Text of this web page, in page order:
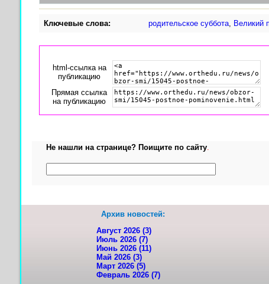
Ключевые слова: родительское суббота Великий
html-cсылка на
публикацию
Прямая ссылка
на публикацию
Не нашли на странице? Поищите по сайту.
Архив новостей:
Август 2026 (3)
Июль 2026 (7)
Июнь 2026 (11)
Май 2026 (3)
Март 2026 (5)
Февраль 2026 (7)